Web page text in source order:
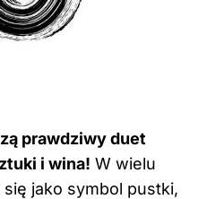
prawdziwy duet
i wina! W wielu
jako symbol pustki,